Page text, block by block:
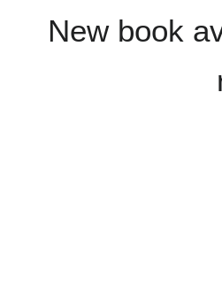
New book